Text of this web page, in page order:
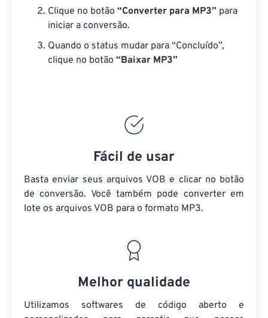
Clique no botão “Converter para MP3” para
iniciar a conversão.
Quando o status mudar para “Concluído”,
clique no botão “Baixar MP3”
Fácil de usar
Basta enviar seus arquivos VOB e clicar no botão
de conversão. Você também pode converter em
lote os arquivos VOB para o formato MP3.
Melhor qualidade
Utilizamos softwares de código aberto e